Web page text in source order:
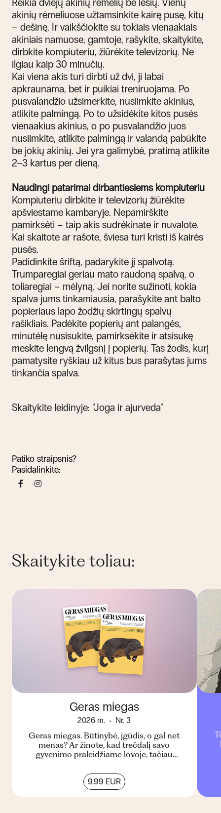
akinių rėmeliuose užtamsinkite kairę pusę, kitų
– dešinę. Ir vaikščiokite su tokiais vienaakiais
akiniais namuose, gamtoje, rašykite, skaitykite,
dirbkite kompiuteriu, žiūrėkite televizorių. Ne
ilgiau kaip 30 minučių.
Kai viena akis turi dirbti už dvi, ji labai
apkraunama, bet ir puikiai treniruojama. Po
pusvalandžio užsimerkite, nusiimkite akinius,
atlikite palmingą. Po to užsidėkite kitos pusės
vienaakius akinius, o po pusvalandžio juos
nusiimkite, atlikite palmingą ir valandą pabūkite
be jokių akinių. Jei yra galimybė, pratimą atlikite
2–3 kartus per dieną.
Naudingi patarimai dirbantiesiems kompiuteriu
Kompiuteriu dirbkite ir televizorių žiūrėkite
apšviestame kambaryje. Nepamirškite
pamirksėti – taip akis sudrėkinate ir nuvalote.
Kai skaitote ar rašote, šviesa turi kristi iš kairės
pusės.
Padidinkite šriftą, padarykite jį spalvotą.
Trumparegiai geriau mato raudoną spalvą, o
toliaregiai – mėlyną. Jei norite sužinoti, kokia
spalva jums tinkamiausia, parašykite ant balto
popieriaus lapo žodžių skirtingų spalvų
rašikliais. Padėkite popierių ant palangės,
minutėlę nusisukite, pamirksėkite ir atsisukę
meskite lengvą žvilgsnį į popierių. Tas žodis, kurį
pamatysite ryškiau už kitus bus parašytas jums
tinkančia spalva.
Skaitykite leidinyje: "Joga ir ajurveda"
Patiko straipsnis?
Pasidalinkite:
Skaitykite toliau:
Geras miegas
2026 m. Nr. 3
Geras miegas. Būtinybė, įgūdis, o gal net
menas? Ar žinote, kad trečdalį savo
gyvenimo praleidžiame lovoje, tačiau
9.99 EUR